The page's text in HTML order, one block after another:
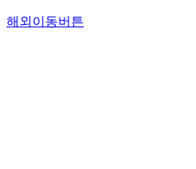
해외이동버튼